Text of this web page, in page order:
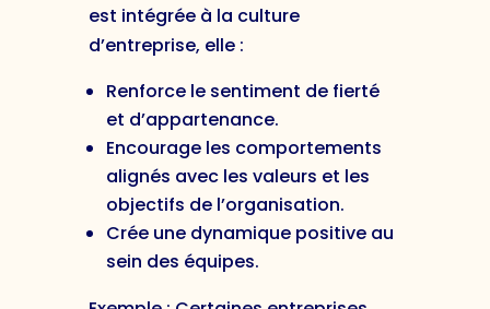
est intégrée à la culture
d’entreprise, elle :
Renforce le sentiment de fierté
et d’appartenance.
Encourage les comportements
alignés avec les valeurs et les
objectifs de l’organisation.
Crée une dynamique positive au
sein des équipes.